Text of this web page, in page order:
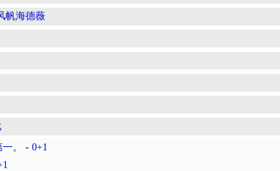
帆海德薇
。 - 0+1